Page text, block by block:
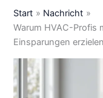
Start
Nachricht
Warum HVAC-Profis
Einsparungen erzielen